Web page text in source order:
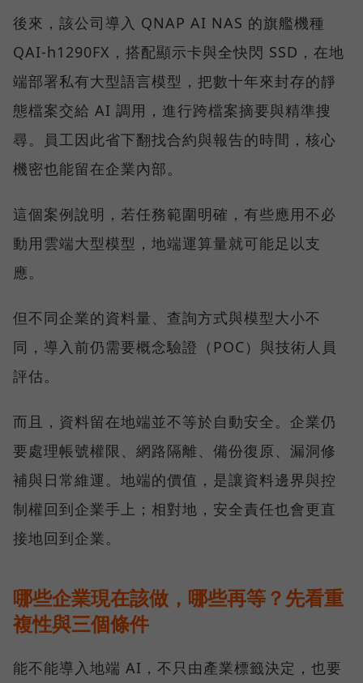
後來，該公司導入 QNAP AI NAS 的旗艦機種
QAI-h1290FX，搭配顯示卡與全快閃 SSD，在地
端部署私有大型語言模型，把數十年來封存的靜
態檔案交給 AI 調用，進行跨檔案摘要與精準搜
尋。員工因此省下翻找合約與報告的時間，核心
機密也能留在企業內部。
這個案例說明，若任務範圍明確，有些應用不必
動用雲端大型模型，地端運算量就可能足以支
應。
但不同企業的資料量、查詢方式與模型大小不
同，導入前仍需要概念驗證（POC）與技術人員
評估。
而且，資料留在地端並不等於自動安全。企業仍
要處理帳號權限、網路隔離、備份復原、漏洞修
補與日常維運。地端的價值，是讓資料邊界與控
制權回到企業手上；相對地，安全責任也會更直
接地回到企業。
哪些企業現在該做，哪些再等？先看重
複性與三個條件
能不能導入地端 AI，不只由產業標籤決定，也要